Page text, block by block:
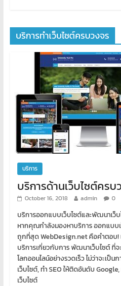
บริการทำเว็บไซต์ครบวงจร
บริการ
บริการด้านเว็บไซต์ครบ
October 16, 2018 admin 0
บริการออกแบบเว็บไซต์และพัฒนาเว็
หากคุณกำลังมองหาบริการ ออกแบบ
ถูกที่สุด WebDesign.net คือคำตอบ!
บริการเกี่ยวกับการ พัฒนาเว็บไซต์ ที่
โลกออนไลน์อย่างรวดเร็ว ไม่ว่าจะเป็
เว็บไซต์, ทำ SEO ให้ติดอันดับ
เว็บไซต์